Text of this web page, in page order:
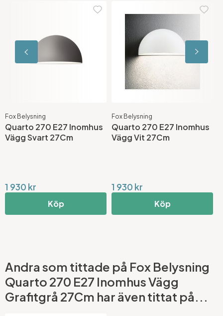
Fox Belysning
Quarto 270 E27 Inomhus
Vägg Svart 27Cm
1 930 kr
Köp
Fox Belysning
Quarto 270 E27 Inomhus
Vägg Vit 27Cm
1 930 kr
Köp
Andra som tittade på Fox Belysning
Quarto 270 E27 Inomhus Vägg
Grafitgrå 27Cm har även tittat på...